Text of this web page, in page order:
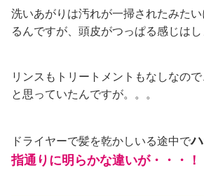
洗いあがりは汚れが一掃されたみたい
るんですが、頭皮がつっぱる感じはし
リンスもトリートメントもなしなの
と思っていたんですが。。。
ドライヤーで髪を乾かしいる途中で
指通りに明らかな違いが・・・！